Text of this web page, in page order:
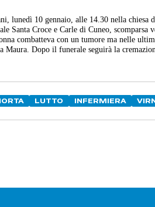
lunedì 10 gennaio, alle 14.30 nella
Santa Croce e Carle di Cuneo,
combatteva con un tumore ma nelle
Dopo il funerale seguirà la
LUTTO INFERMIERA